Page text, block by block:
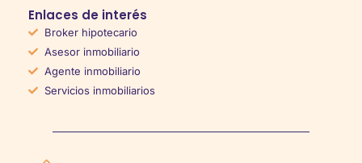
Enlaces de interés
Broker hipotecario
Asesor inmobiliario
Agente inmobiliario
Servicios inmobiliarios